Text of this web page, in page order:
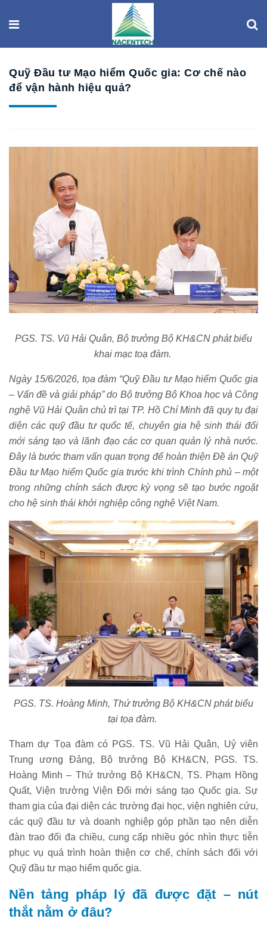
Quỹ Đầu tư Mạo hiểm Quốc gia: Cơ chế nào
để vận hành hiệu quả?
PGS. TS. Vũ Hải Quân, Bộ trưởng Bộ KH&CN phát biểu
khai mạc toạ đàm.
Ngày 15/6/2026, tọa đàm “Quỹ Đầu tư Mạo hiểm Quốc gia
– Vấn đề và giải pháp” do Bộ trưởng Bộ Khoa học và Công
nghệ Vũ Hải Quân chủ trì tại TP. Hồ Chí Minh đã quy tụ đại
diện các quỹ đầu tư quốc tế, chuyên gia hệ sinh thái đổi
mới sáng tạo và lãnh đạo các cơ quan quản lý nhà nước.
Đây là bước tham vấn quan trọng để hoàn thiện Đề án Quỹ
Đầu tư Mạo hiểm Quốc gia trước khi trình Chính phủ – một
trong những chính sách được kỳ vọng sẽ tạo bước ngoặt
cho hệ sinh thái khởi nghiệp công nghệ Việt Nam.
PGS. TS. Hoàng Minh, Thứ trưởng Bộ KH&CN phát biểu
tại tọa đàm.
Tham dự Tọa đàm có PGS. TS. Vũ Hải Quân, Uỷ viên
Trung ương Đảng, Bộ trưởng Bộ KH&CN, PGS. TS.
Hoàng Minh – Thứ trưởng Bộ KH&CN, TS. Phạm Hồng
Quất, Viện trưởng Viện Đổi mới sáng tạo Quốc gia. Sự
tham gia của đại diện các trường đại học, viện nghiên cứu,
các quỹ đầu tư và doanh nghiệp góp phần tạo nên diễn
đàn trao đổi đa chiều, cung cấp nhiều góc nhìn thực tiễn
phục vụ quá trình hoàn thiện cơ chế, chính sách đối với
Quỹ đầu tư mạo hiểm quốc gia.
Nền tảng pháp lý đã được đặt – nút
thắt nằm ở đâu?